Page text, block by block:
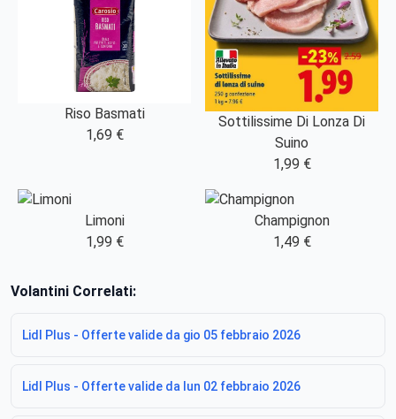
Riso Basmati
1,69 €
Sottilissime Di Lonza Di
Suino
1,99 €
Limoni
1,99 €
Champignon
1,49 €
Volantini Correlati:
Lidl Plus - Offerte valide da gio 05 febbraio 2026
Lidl Plus - Offerte valide da lun 02 febbraio 2026